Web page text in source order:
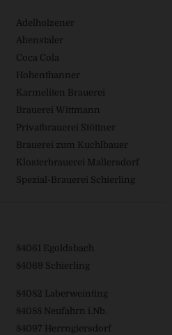
Adelholzener
Abenstaler
Coca Cola
Hohenthanner
Karmeliten Brauerei
Brauerei Wittmann
Privatbrauerei Stöttner
Brauerei zum Kuchlbauer
Klosterbrauerei Mallersdorf
Spezial-Brauerei Schierling
84061 Egoldsbach
84069 Schierling
84082 Laberweinting
84088 Neufahrn i.Nb.
84097 Herrngiersdorf